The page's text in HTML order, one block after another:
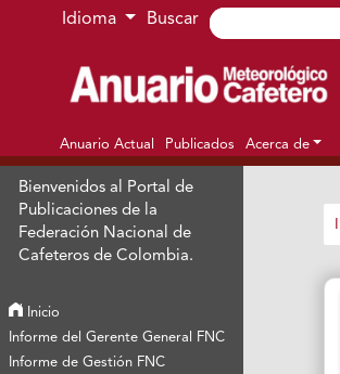
Ir al menú de navegación principal
Ir al contenido principal
Ir al pie de página del sitio
Idioma Buscar
Anuario Actual Publicados Acerca de
Bienvenidos al Portal de
Publicaciones de la
Federación Nacional de
Cafeteros de Colombia.
Inicio
Informe del Gerente General FNC
Informe de Gestión FNC